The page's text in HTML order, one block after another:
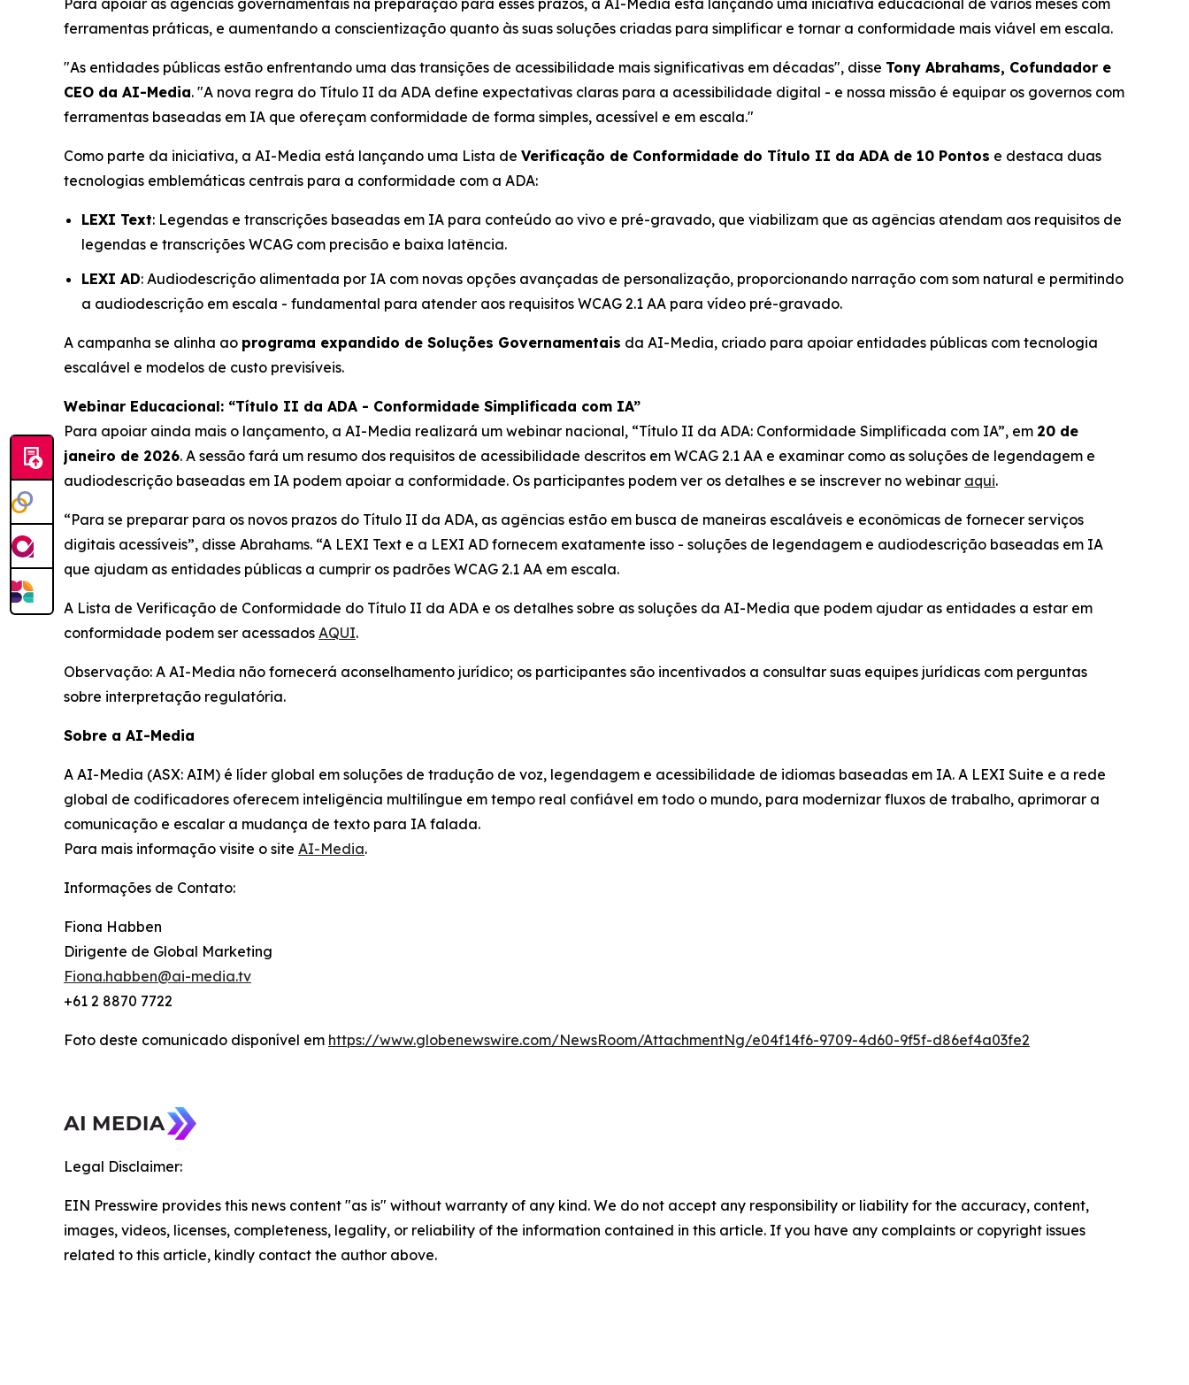
Para apoiar as agências governamentais na preparação para esses prazos, a AI-Media está lançando uma iniciativa educacional de vários meses com
ferramentas práticas, e aumentando a conscientização quanto às suas soluções criadas para simplificar e tornar a conformidade mais viável em escala.
"As entidades públicas estão enfrentando uma das transições de acessibilidade mais significativas em décadas", disse Tony Abrahams, Cofundador e
CEO da AI-Media. "A nova regra do Título II da ADA define expectativas claras para a acessibilidade digital - e nossa missão é equipar os governos com
ferramentas baseadas em IA que ofereçam conformidade de forma simples, acessível e em escala."
Como parte da iniciativa, a AI-Media está lançando uma Lista de Verificação de Conformidade do Título II da ADA de 10 Pontos e destaca duas
tecnologias emblemáticas centrais para a conformidade com a ADA:
LEXI Text: Legendas e transcrições baseadas em IA para conteúdo ao vivo e pré-gravado, que viabilizam que as agências atendam aos requisitos de
legendas e transcrições WCAG com precisão e baixa latência.
LEXI AD: Audiodescrição alimentada por IA com novas opções avançadas de personalização, proporcionando narração com som natural e permitindo
a audiodescrição em escala - fundamental para atender aos requisitos WCAG 2.1 AA para vídeo pré-gravado.
A campanha se alinha ao programa expandido de Soluções Governamentais da AI-Media, criado para apoiar entidades públicas com tecnologia
escalável e modelos de custo previsíveis.
Webinar Educacional: “Título II da ADA - Conformidade Simplificada com IA”
Para apoiar ainda mais o lançamento, a AI-Media realizará um webinar nacional, “Título II da ADA: Conformidade Simplificada com IA”, em 20 de
janeiro de 2026. A sessão fará um resumo dos requisitos de acessibilidade descritos em WCAG 2.1 AA e examinar como as soluções de legendagem e
audiodescrição baseadas em IA podem apoiar a conformidade. Os participantes podem ver os detalhes e se inscrever no webinar aqui.
“Para se preparar para os novos prazos do Título II da ADA, as agências estão em busca de maneiras escaláveis e econômicas de fornecer serviços
digitais acessíveis”, disse Abrahams. “A LEXI Text e a LEXI AD fornecem exatamente isso - soluções de legendagem e audiodescrição baseadas em IA
que ajudam as entidades públicas a cumprir os padrões WCAG 2.1 AA em escala.
A Lista de Verificação de Conformidade do Título II da ADA e os detalhes sobre as soluções da AI-Media que podem ajudar as entidades a estar em
conformidade podem ser acessados AQUI.
Observação: A AI-Media não fornecerá aconselhamento jurídico; os participantes são incentivados a consultar suas equipes jurídicas com perguntas
sobre interpretação regulatória.
Sobre a AI-Media
A AI-Media (ASX: AIM) é líder global em soluções de tradução de voz, legendagem e acessibilidade de idiomas baseadas em IA. A LEXI Suite e a rede
global de codificadores oferecem inteligência multilíngue em tempo real confiável em todo o mundo, para modernizar fluxos de trabalho, aprimorar a
comunicação e escalar a mudança de texto para IA falada.
Para mais informação visite o site AI-Media.
Informações de Contato:
Fiona Habben
Dirigente de Global Marketing
Fiona.habben@ai-media.tv
+61 2 8870 7722
Foto deste comunicado disponível em https://www.globenewswire.com/NewsRoom/AttachmentNg/e04f14f6-9709-4d60-9f5f-d86ef4a03fe2
Legal Disclaimer:
EIN Presswire provides this news content "as is" without warranty of any kind. We do not accept any responsibility or liability for the accuracy, content,
images, videos, licenses, completeness, legality, or reliability of the information contained in this article. If you have any complaints or copyright issues
related to this article, kindly contact the author above.